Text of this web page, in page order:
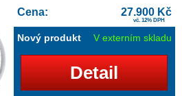
Cena: 27.900 Kč
vč. 12% DPH
Nový produkt V externím skladu
Detail